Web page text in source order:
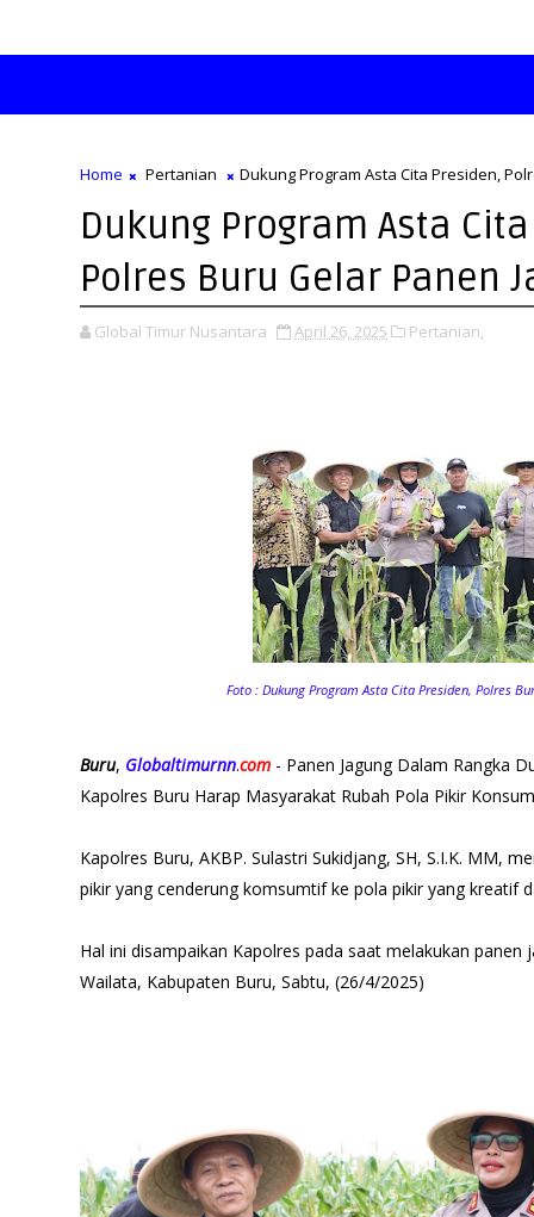
Home Pertanian Dukung Program Asta Cita Presiden,
Dukung Program Asta
Polres Buru Gelar Panen
Global Timur Nusantara April 26, 2025 Pertanian,
Foto : Dukung Program Asta Cita Presiden, Polres
Buru, Globaltimurnn.com - Panen Jagung Dalam Rangka
Kapolres Buru Harap Masyarakat Rubah Pola Pikir
Kapolres Buru, AKBP. Sulastri Sukidjang, SH, S.I.K. MM,
pikir yang cenderung komsumtif ke pola pikir yang kreatif
Hal ini disampaikan Kapolres pada saat melakukan
Wailata, Kabupaten Buru, Sabtu, (26/4/2025)